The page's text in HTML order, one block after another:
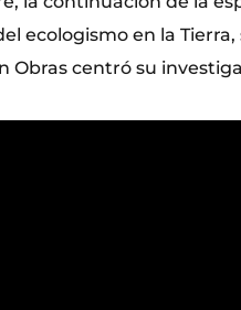
ecologismo en la
Obras centró su